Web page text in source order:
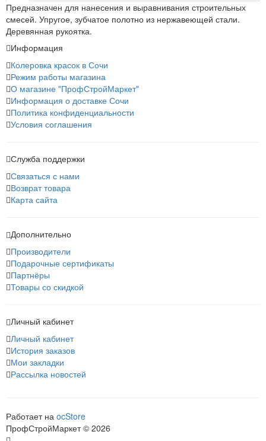
Предназначен для нанесения и выравнивания строительных
смесей. Упругое, зубчатое полотно из нержавеющей стали.
Деревянная рукоятка.
Информация
Колеровка красок в Сочи
Режим работы магазина
О магазине "ПрофСтройМаркет"
Информация о доставке Сочи
Политика конфиденциальности
Условия соглашения
Служба поддержки
Связаться с нами
Возврат товара
Карта сайта
Дополнительно
Производители
Подарочные сертификаты
Партнёры
Товары со скидкой
Личный кабинет
Личный кабинет
История заказов
Мои закладки
Рассылка новостей
Работает на ocStore
ПрофСтройМаркет © 2026